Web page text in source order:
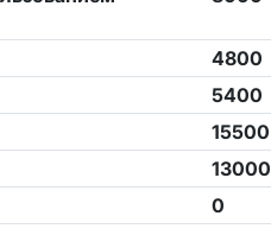
4800
5400
15500
13000
0